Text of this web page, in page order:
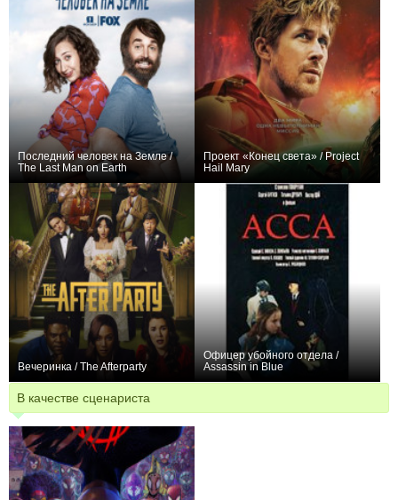
Последний человек на Земле /
The Last Man on Earth
Проект «Конец света» / Project
Hail Mary
Вечеринка / The Afterparty
Офицер убойного отдела /
Assassin in Blue
В качестве сценариста